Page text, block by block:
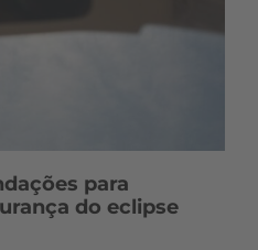
para
do eclipse